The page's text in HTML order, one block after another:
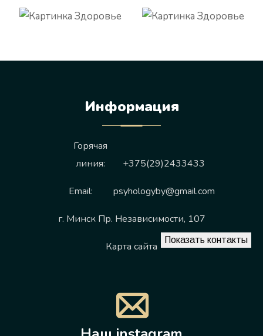
Информация
Горячая
линия:
+375(29)2433433
Email: psyhologyby@gmail.com
г. Минск Пр. Независимости, 107
Карта сайта
Показать контакты